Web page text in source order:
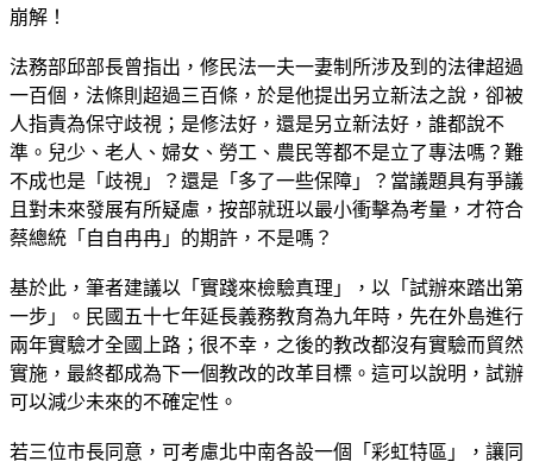
崩解！
法務部邱部長曾指出，修民法一夫一妻制所涉及到的法律超過
一百個，法條則超過三百條，於是他提出另立新法之說，卻被
人指責為保守歧視；是修法好，還是另立新法好，誰都說不
準。兒少、老人、婦女、勞工、農民等都不是立了專法嗎？難
不成也是「歧視」？還是「多了一些保障」？當議題具有爭議
且對未來發展有所疑慮，按部就班以最小衝擊為考量，才符合
蔡總統「自自冉冉」的期許，不是嗎？
基於此，筆者建議以「實踐來檢驗真理」，以「試辦來踏出第
一步」。民國五十七年延長義務教育為九年時，先在外島進行
兩年實驗才全國上路；很不幸，之後的教改都沒有實驗而貿然
實施，最終都成為下一個教改的改革目標。這可以說明，試辦
可以減少未來的不確定性。
若三位市長同意，可考慮北中南各設一個「彩虹特區」，讓同